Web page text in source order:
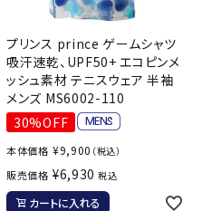
プリンス prince ゲームシャツ
吸汗速乾、UPF50+ エコピンメ
ッシュ素材 テニスウェア 半袖
メンズ MS6002-110
30%OFF
本体価格 ¥9,900 （税込）
販売価格 ¥6,930 税込
カートに入れる